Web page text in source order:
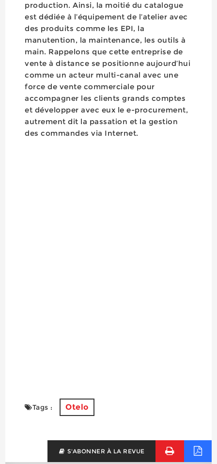
production. Ainsi, la moitié du catalogue
est dédiée à l’équipement de l’atelier avec
des produits comme les EPI, la
manutention, la maintenance, les outils à
main. Rappelons que cette entreprise de
vente à distance se positionne aujourd’hui
comme un acteur multi-canal avec une
force de vente commerciale pour
accompagner les clients grands comptes
et développer avec eux le e-procurement,
autrement dit la passation et la gestion
des commandes via Internet.
Tags : Otelo
S'ABONNER À LA REVUE